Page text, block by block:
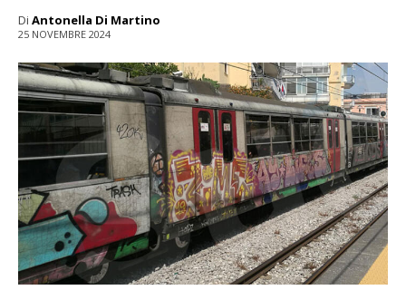
Di Antonella Di Martino
25 NOVEMBRE 2024